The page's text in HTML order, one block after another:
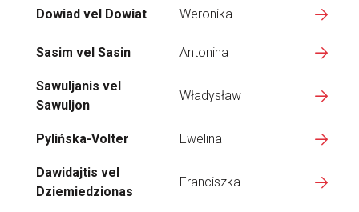
Dowiad vel Dowiat Weronika
Sasim vel Sasin Antonina
Sawuljanis vel
Sawuljon
Władysław
Pylińska-Volter Ewelina
Dawidajtis vel
Dziemiedzionas
Franciszka